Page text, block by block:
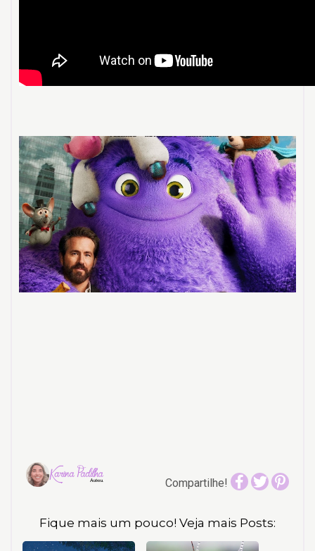
Compartilhe!
Fique mais um pouco! Veja mais Posts: